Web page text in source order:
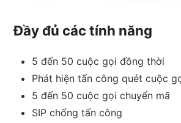
Đầy đủ các tính năng
5 đến 50 cuộc gọi đồng thời
Phát hiện tấn công quét cuộc
5 đến 50 cuộc gọi chuyển mã
SIP chống tấn công